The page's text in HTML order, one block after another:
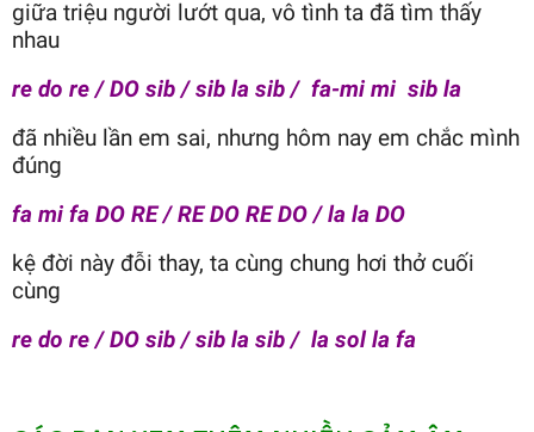
giữa triệu người lướt qua, vô tình ta đã tìm thấy
nhau
re do re / DO sib / sib la sib / fa-mi mi sib la
đã nhiều lần em sai, nhưng hôm nay em chắc mình
đúng
fa mi fa DO RE / RE DO RE DO / la la DO
kệ đời này đỗi thay, ta cùng chung hơi thở cuối
cùng
re do re / DO sib / sib la sib / la sol la fa